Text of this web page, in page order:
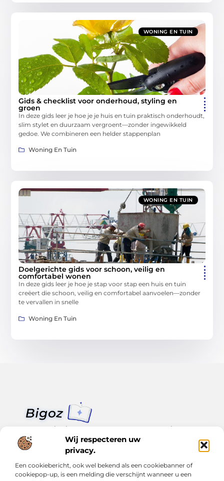
Wij respecteren uw
privacy.
Een cookiebericht, ook wel bekend als een cookiebanner of
cookiepop-up, is een melding die verschijnt wanneer u een
WONING EN TUIN
Gids & checklist voor onderhoud, styling en
groen
In deze gids leer je hoe je je huis en tuin praktisch onderhoudt,
slim stylet en duurzaam vergroent—zonder ingewikkeld
gedoe. We combineren een helder stappenplan
Woning En Tuin
WONING EN TUIN
Doelgerichte gids voor schoon, veilig en
comfortabel wonen
In deze gids leer je hoe je stap voor stap een huis en tuin
creëert die schoon, veilig en comfortabel aanvoelen—zonder
te vervallen in snelle
Woning En Tuin
Van klein nieuws tot grote trends – alles op Bigoz.nl.
Lees inspirerende blogs en artikelen over het dagelijks leven,
actualiteit en meer.
Bericht categorie